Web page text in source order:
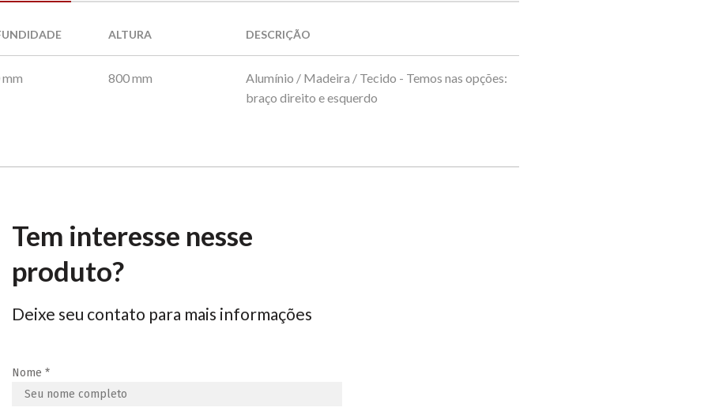
ALTURA DESCRIÇÃO
800 mm
Alumínio / Madeira / Tecido - Temos nas opções:
braço direito e esquerdo
Tem interesse nesse
produto?
Deixe seu contato para mais informações
Nome *